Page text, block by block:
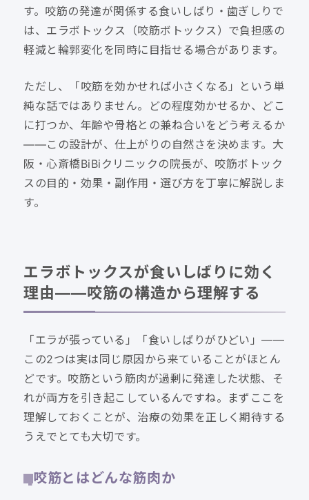
す。咬筋の発達が関係する食いしばり・歯ぎしりで
は、エラボトックス（咬筋ボトックス）で負担感の
軽減と輪郭変化を同時に目指せる場合があります。
ただし、「咬筋を効かせれば小さくなる」という単
純な話ではありません。どの程度効かせるか、どこ
に打つか、年齢や骨格との兼ね合いをどう考えるか
——この設計が、仕上がりの自然さを決めます。大
阪・心斎橋BiBiクリニックの院長が、咬筋ボトック
スの目的・効果・副作用・選び方を丁寧に解説しま
す。
エラボトックスが食いしばりに効く
理由——咬筋の構造から理解する
「エラが張っている」「食いしばりがひどい」——
この2つは実は同じ原因から来ていることがほとん
どです。咬筋という筋肉が過剰に発達した状態、そ
れが両方を引き起こしているんですね。まずここを
理解しておくことが、治療の効果を正しく期待する
うえでとても大切です。
咬筋とはどんな筋肉か